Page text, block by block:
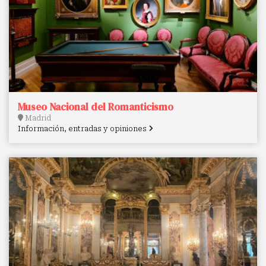
Museo Nacional del Romanticismo
Madrid
Información, entradas y opiniones